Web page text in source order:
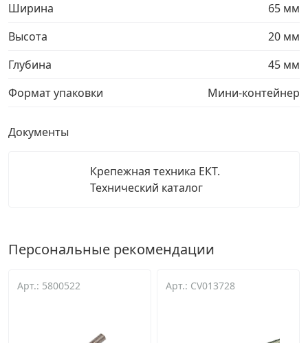
Перфорированный крепеж
Ширина
65 мм
Высота
20 мм
Глубина
45 мм
Формат упаковки
Мини-контейнер
Документы
Крепежная техника ЕКТ.
Технический каталог
Персональные рекомендации
Арт.: 5800522 Арт.: CV013728